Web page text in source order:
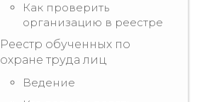
Как проверить
организацию в реестре
Реестр обученных по
охране труда лиц
Ведение